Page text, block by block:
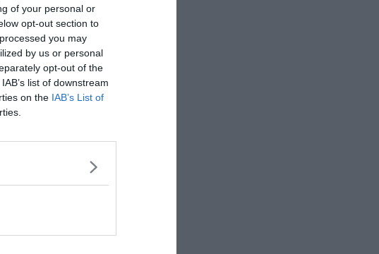
of your personal or
opt-out section to
you may
by us or personal
opt-out of the
list of downstream
on the IAB’s List of